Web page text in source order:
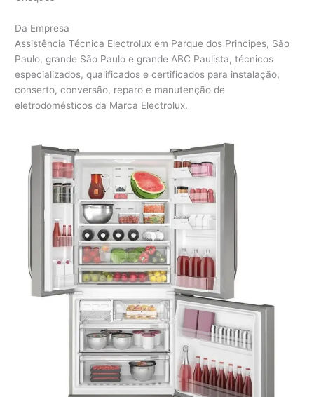
Da Empresa
Assistência Técnica Electrolux em Parque dos Principes, São
Paulo, grande São Paulo e grande ABC Paulista, técnicos
especializados, qualificados e certificados para instalação,
conserto, conversão, reparo e manutenção de
eletrodomésticos da Marca Electrolux.